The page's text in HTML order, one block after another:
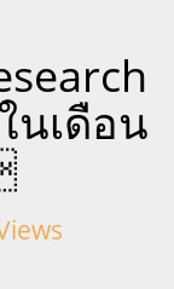
นเดือน